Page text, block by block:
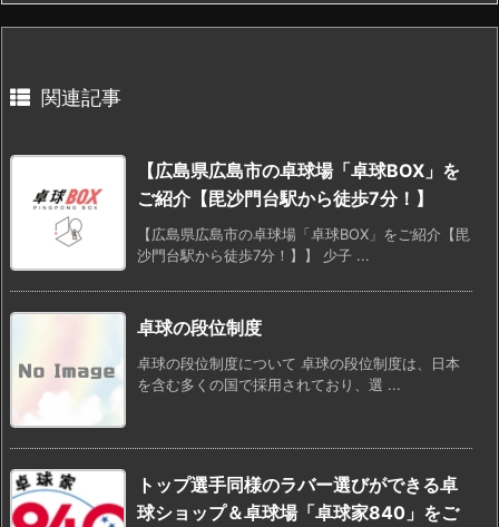
関連記事
【広島県広島市の卓球場「卓球BOX」を
ご紹介【毘沙門台駅から徒歩7分！】
【広島県広島市の卓球場「卓球BOX」をご紹介【毘
沙門台駅から徒歩7分！】】 少子 ...
卓球の段位制度
卓球の段位制度について 卓球の段位制度は、日本
を含む多くの国で採用されており、選 ...
トップ選手同様のラバー選びができる卓
球ショップ＆卓球場「卓球家840」をご